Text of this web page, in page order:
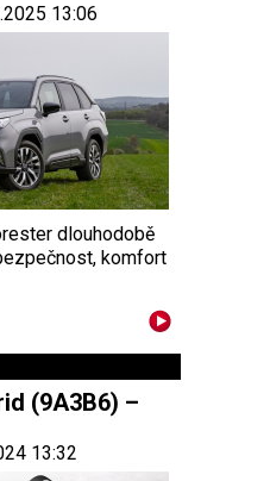
13:06
dlouhodobě
komfort
(9A3B6) –
13:32